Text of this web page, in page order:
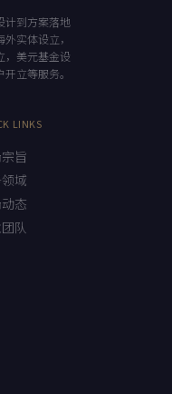
计到方案落地
实体设立，
，美元基金设
立等服务。
LINKS
旨
域
态
队